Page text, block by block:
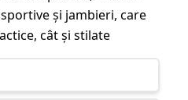
și jambieri, care
cât și stilate